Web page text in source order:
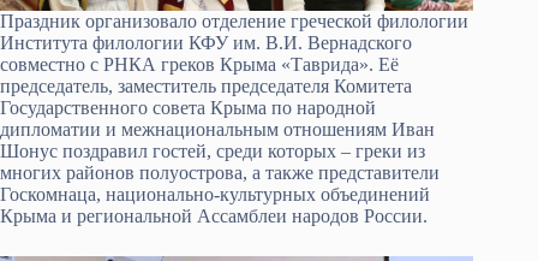
Праздник организовало отделение греческой филологии
Института филологии КФУ им. В.И. Вернадского
совместно с РНКА греков Крыма «Таврида». Её
председатель, заместитель председателя Комитета
Государственного совета Крыма по народной
дипломатии и межнациональным отношениям Иван
Шонус поздравил гостей, среди которых – греки из
многих районов полуострова, а также представители
Госкомнаца, национально-культурных объединений
Крыма и региональной Ассамблеи народов России.